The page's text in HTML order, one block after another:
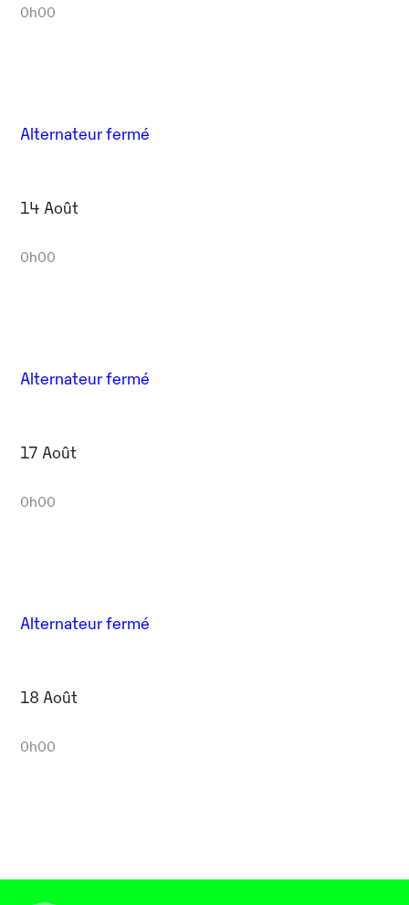
0h00
Alternateur fermé
14 Août
0h00
Alternateur fermé
17 Août
0h00
Alternateur fermé
18 Août
0h00